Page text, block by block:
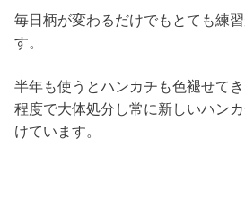
毎日柄が変わるだけでもとても練
す。
半年も使うとハンカチも色褪せて
程度で大体処分し常に新しいハン
けています。